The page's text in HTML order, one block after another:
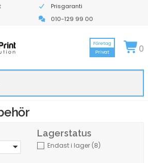
Prisgaranti
010-129 99 00
Företag
Privat
0
Lagerstatus
Endast i lager (8)